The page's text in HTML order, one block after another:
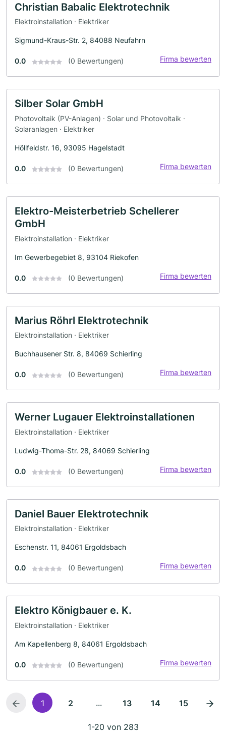
Christian Babalic Elektrotechnik
Elektroinstallation · Elektriker
Sigmund-Kraus-Str. 2, 84088 Neufahrn
0.0 (0 Bewertungen) Firma bewerten
Silber Solar GmbH
Photovoltaik (PV-Anlagen) · Solar und Photovoltaik ·
Solaranlagen · Elektriker
Höllfeldstr. 16, 93095 Hagelstadt
0.0 (0 Bewertungen) Firma bewerten
Elektro-Meisterbetrieb Schellerer
GmbH
Elektroinstallation · Elektriker
Im Gewerbegebiet 8, 93104 Riekofen
0.0 (0 Bewertungen) Firma bewerten
Marius Röhrl Elektrotechnik
Elektroinstallation · Elektriker
Buchhausener Str. 8, 84069 Schierling
0.0 (0 Bewertungen) Firma bewerten
Werner Lugauer Elektroinstallationen
Elektroinstallation · Elektriker
Ludwig-Thoma-Str. 28, 84069 Schierling
0.0 (0 Bewertungen) Firma bewerten
Daniel Bauer Elektrotechnik
Elektroinstallation · Elektriker
Eschenstr. 11, 84061 Ergoldsbach
0.0 (0 Bewertungen) Firma bewerten
Elektro Königbauer e. K.
Elektroinstallation · Elektriker
Am Kapellenberg 8, 84061 Ergoldsbach
0.0 (0 Bewertungen) Firma bewerten
1 2 ... 13 14 15
1-20 von 283